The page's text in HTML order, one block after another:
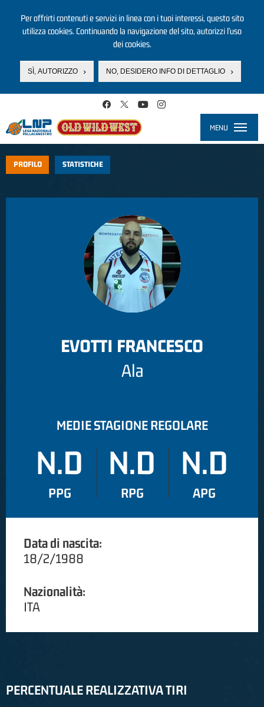
Per offrirti contenuti e servizi in linea con i tuoi interessi, questo sito
utilizza cookies. Continuando la navigazione del sito, autorizzi l’uso
dei cookies.
SÌ, AUTORIZZO NO, DESIDERO INFO DI DETTAGLIO
MENU
PROFILO STATISTICHE
EVOTTI FRANCESCO
Ala
MEDIE STAGIONE REGOLARE
N.D
PPG
N.D
RPG
N.D
APG
Data di nascita:
18/2/1988
Nazionalità:
ITA
PERCENTUALE REALIZZATIVA TIRI